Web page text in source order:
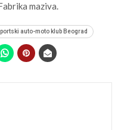
maziva.
auto-moto klub Beograd